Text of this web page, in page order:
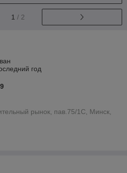
1 / 2
год
рынок, пав.75/1С, Минск,